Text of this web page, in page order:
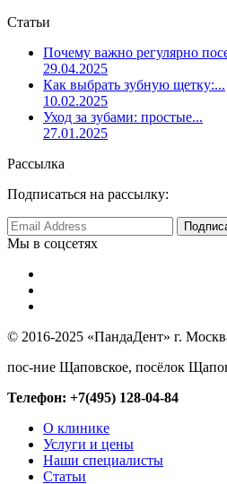
Статьи
Почему важно регулярно
29.04.2025
Как выбрать зубную щетку:...
10.02.2025
Уход за зубами: простые...
27.01.2025
Рассылка
Подписаться на рассылку:
Мы в соцсетях
© 2016-2025 «ПандаДент» г.
пос-ние Щаповское, посёлок
Телефон: +7(495) 128-04-84
О клинике
Услуги и цены
Наши специалисты
Статьи